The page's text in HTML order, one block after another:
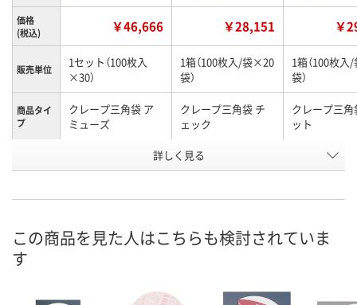
価格
(税込)
￥46,666 ￥28,151 ￥
販売単位
1セット（100枚入
×30）
1箱（100枚入/袋×20
袋）
1箱（100枚
袋）
商品タイ
プ
クレープ三角袋 ア
ミューズ
クレープ三角袋 チ
ェック
クレープ三角
ット
XU14621 XU14620
8月25日（火）まで
詳しく見る
この商品を見た人はこちらも検討されていま
す